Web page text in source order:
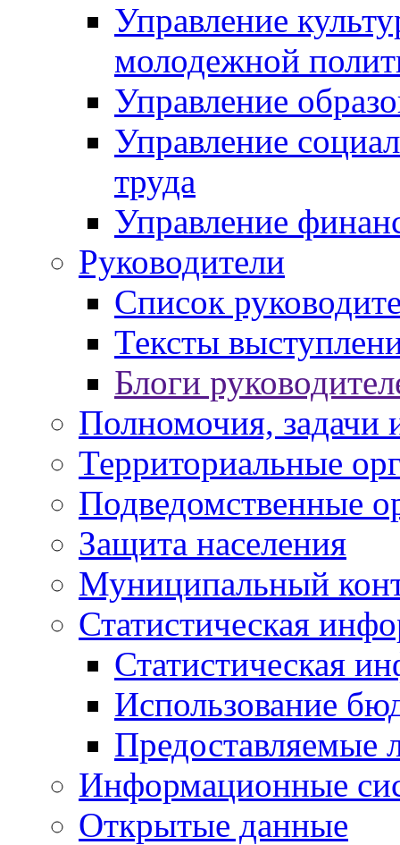
Управление
молодежной
Управление
Управление
труда
Управление
Руководители
Список
Тексты
Блоги
Полномочия, задачи
Территориальные
Подведомственные
Защита населения
Муниципальный
Статистическая
Статистическая
Использование
Предоставляемые
Информационные
Открытые данные